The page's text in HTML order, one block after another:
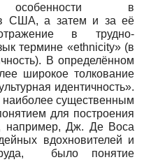
особенности в
в США, а затем и за её
в трудно-
термине «ethnicity» (в
В определённом
широкое толкование
идентичность».
существенным
для построения
например, Дж. Де Воса
вдохновителей и
было понятие